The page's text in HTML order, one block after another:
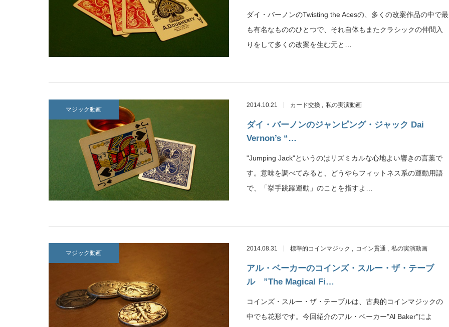
ダイ・バーノンのTwisting the Acesの、多くの改案作品の中で最
も有名なもののひとつで、それ自体もまたクラシックの仲間入
りをして多くの改案を生む元と…
マジック動画
2014.10.21 カード交換 私の実演動画
ダイ・バーノンのジャンピング・ジャック Dai
Vernon’s “…
"Jumping Jack"というのはリズミカルな心地よい響きの言葉で
す。意味を調べてみると、どうやらフィットネス系の運動用語
で、「挙手跳躍運動」のことを指すよ…
マジック動画
2014.08.31 標準的コインマジック コイン貫通 私の実演動画
アル・ベーカーのコインズ・スルー・ザ・テーブ
ル ”The Magical Fi…
コインズ・スルー・ザ・テーブルは、古典的コインマジックの
中でも花形です。今回紹介のアル・ベーカー"Al Baker"によ